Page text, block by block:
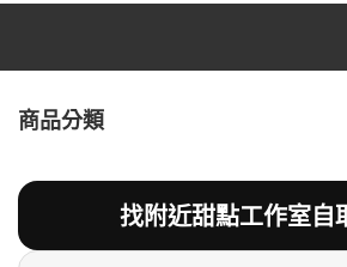
記住我
商品分類
找附近甜點工作室自